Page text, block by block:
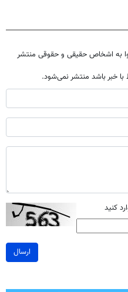
به اشخاص حقیقی و حقوقی منتشر
با خبر باشد منتشر نمی‌شود.
کنید
ارسال